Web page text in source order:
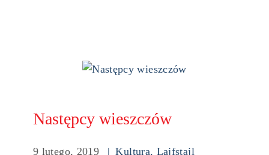
Następcy wieszczów
9 lutego, 2019 Kultura, Lajfstajl